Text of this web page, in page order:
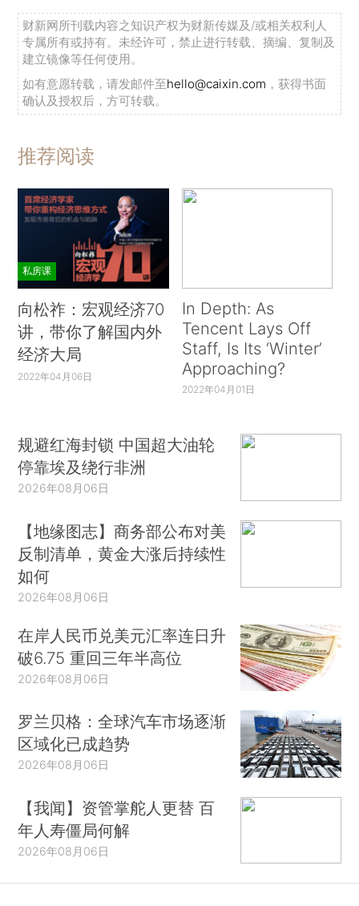
财新网所刊载内容之知识产权为财新传媒及/或相关权利人
专属所有或持有。未经许可，禁止进行转载、摘编、复制及
建立镜像等任何使用。
如有意愿转载，请发邮件至hello@caixin.com ，获得书面
确认及授权后，方可转载。
推荐阅读
私房课
向松祚：宏观经济70
讲，带你了解国内外
经济大局
2022年04月06日
In Depth: As
Tencent Lays Off
Staff, Is Its ‘Winter’
Approaching?
2022年04月01日
规避红海封锁 中国超大油轮
停靠埃及绕行非洲
2026年08月06日
【地缘图志】商务部公布对美
反制清单，黄金大涨后持续性
如何
2026年08月06日
在岸人民币兑美元汇率连日升
破6.75 重回三年半高位
2026年08月06日
罗兰贝格：全球汽车市场逐渐
区域化已成趋势
2026年08月06日
【我闻】资管掌舵人更替 百
年人寿僵局何解
2026年08月06日